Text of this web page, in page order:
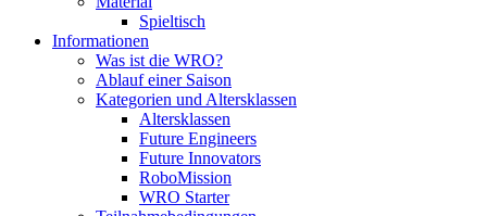
Spieltisch
Informationen
Was ist die WRO?
Ablauf einer Saison
Kategorien und Altersklassen
Altersklassen
Future Engineers
Future Innovators
RoboMission
WRO Starter